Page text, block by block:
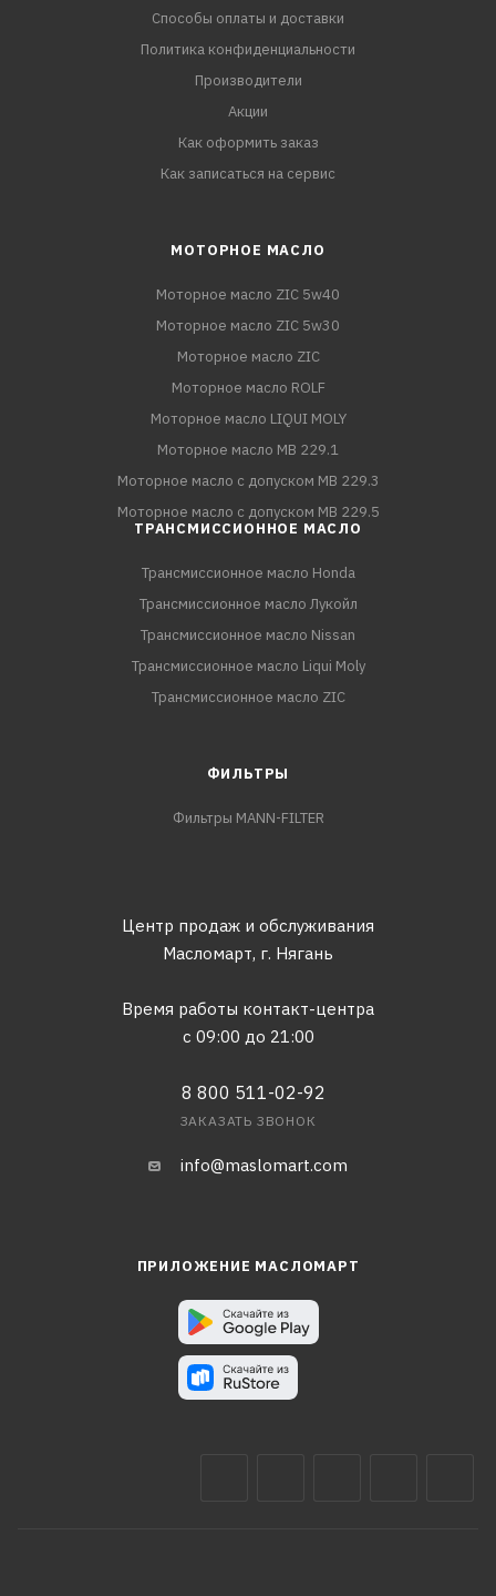
Способы оплаты и доставки
Политика конфиденциальности
Производители
Акции
Как оформить заказ
Как записаться на сервис
МОТОРНОЕ МАСЛО
Моторное масло ZIC 5w40
Моторное масло ZIC 5w30
Моторное масло ZIC
Моторное масло ROLF
Моторное масло LIQUI MOLY
Моторное масло MB 229.1
Моторное масло с допуском MB 229.3
Моторное масло с допуском MB 229.5
ТРАНСМИССИОННОЕ МАСЛО
Трансмиссионное масло Honda
Трансмиссионное масло Лукойл
Трансмиссионное масло Nissan
Трансмиссионное масло Liqui Moly
Трансмиссионное масло ZIC
ФИЛЬТРЫ
Фильтры MANN-FILTER
Центр продаж и обслуживания
Масломарт, г. Нягань
Время работы контакт-центра
с 09:00 до 21:00
8 800 511-02-92
ЗАКАЗАТЬ ЗВОНОК
info@maslomart.com
ПРИЛОЖЕНИЕ МАСЛОМАРТ